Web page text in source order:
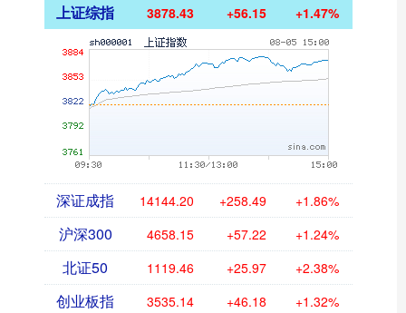
上证综指 3878.43 +56.15 +1.47%
深证成指 14144.20 +258.49 +1.86%
沪深300 4658.15 +57.22 +1.24%
北证50 1119.46 +25.97 +2.38%
创业板指 3535.14 +46.18 +1.32%